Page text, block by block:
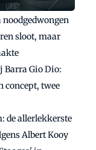
noodgedwongen
sloot, maar
Gio Dio:
concept, twee
de allerlekkerste
Albert Kooy